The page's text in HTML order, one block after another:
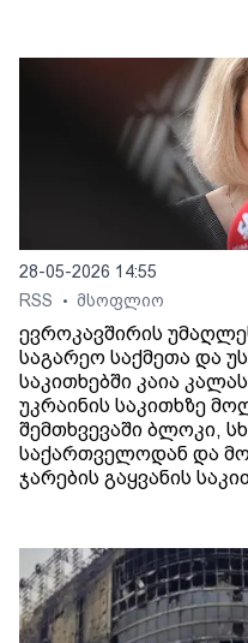
28-05-2026 14:55
RSS
• მსოფლიო
ევროკავშირის
საგარეო საქმეთა და
საკითხებში კაია
უკრაინის საკითხზე
შემთხვევაში ბლოკი,
საქართველოდან და
ჯარების გაყვანის